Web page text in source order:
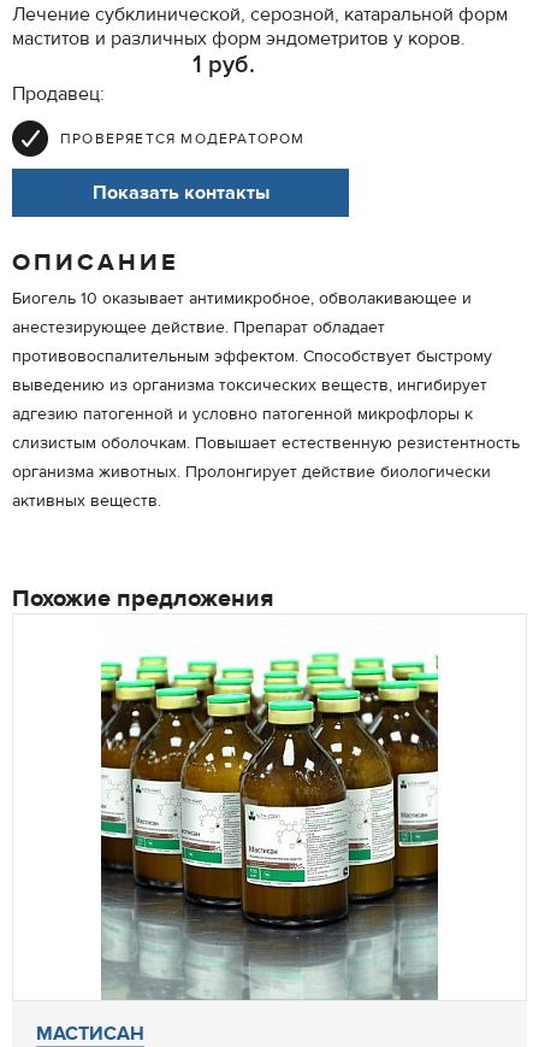
Лечение субклинической, серозной, катаральной форм
маститов и различных форм эндометритов у коров.
1 руб.
Продавец:
ПРОВЕРЯЕТСЯ МОДЕРАТОРОМ
Показать контакты
ОПИСАНИЕ
Биогель 10 оказывает антимикробное, обволакивающее и
анестезирующее действие. Препарат обладает
противовоспалительным эффектом. Способствует быстрому
выведению из организма токсических веществ, ингибирует
адгезию патогенной и условно патогенной микрофлоры к
слизистым оболочкам. Повышает естественную резистентность
организма животных. Пролонгирует действие биологически
активных веществ.
Похожие предложения
МАСТИСАН